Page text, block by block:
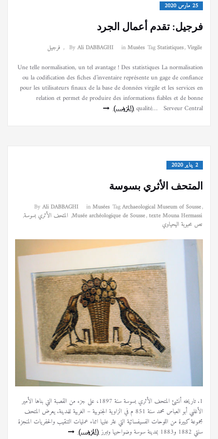
25 مارس 2020
فرجيل: تقدم أعمال الجرد
ByAli DABBAGHI inMusées TagStatistiques,Virgile
, فرجيل
Une telle normalisation, un tel avantage ! Des statistiques La normalisation
ou la codification des fiches d’inventaire représente un gage de confiance
pour les utilisateurs finaux de la base de données virgile et les services en
relation et permet de produire des informations fiables et de bonne
qualité… Serveur Central(المزيد…)
2 يناير 2020
المتحف الأثري بسوسة
ByAli DABBAGHI inMusées TagArchaeological Museum of Sousse,
Musée archéologique de Sousse,texte Mouna Hermassi
, المتحف الأثري بسوسة,
نص محبوبة اليحياوي
1. تاريخه أنشئ المتحف الأثري بسوسة سنة 1897، على جزء من القصبة التي بناها الأمير
الأغلبي أبو العباس محمد سنة 851 م في الزاوية الجنوبية – الغربية للمدينة. يعرض المتحف
مجموعة كبيرة من اللوحات الفسيفسائية التي عثر عليها اثناء عمليات التنقيب والحفريات المنجزة
سنتي 1882 و1883 بمدينة سوسة وضواحيها وتبرز (المزيد…)